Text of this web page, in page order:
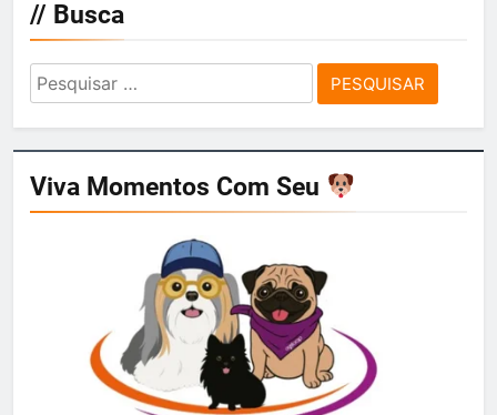
// Busca
Pesquisar
por:
Viva Momentos Com Seu